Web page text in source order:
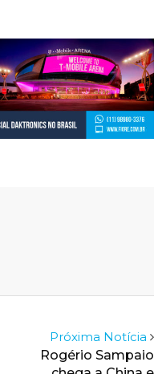
Próxima Notícia
Rogério Sampaio